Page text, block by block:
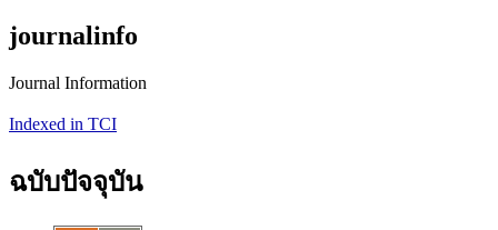
journalinfo
Journal Information
Indexed in TCI
ฉบับปัจจุบัน